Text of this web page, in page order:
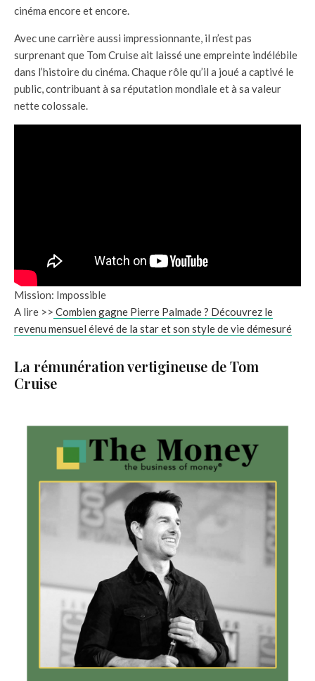
cinéma encore et encore.
Avec une carrière aussi impressionnante, il n’est pas
surprenant que Tom Cruise ait laissé une empreinte indélébile
dans l’histoire du cinéma. Chaque rôle qu’il a joué a captivé le
public, contribuant à sa réputation mondiale et à sa valeur
nette colossale.
Mission: Impossible
A lire >> Combien gagne Pierre Palmade ? Découvrez le
revenu mensuel élevé de la star et son style de vie démesuré
La rémunération vertigineuse de Tom
Cruise